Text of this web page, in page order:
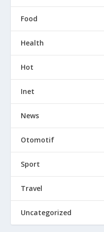
Food
Health
Hot
Inet
News
Otomotif
Sport
Travel
Uncategorized